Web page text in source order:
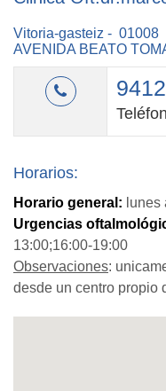
Vitoria-gasteiz - 01008
AVENIDA BEATO
Horarios:
Horario general:
Urgencias
13:00;16:00-19:00
Observaciones:
desde un centro propio